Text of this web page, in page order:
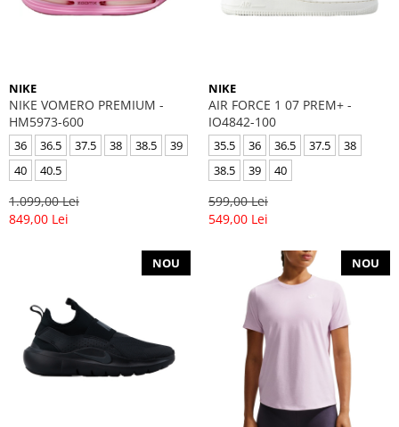
GECI
JORDAN SPIZIKE
327
530
PUMA
NIKE
NIKE VOMERO PREMIUM -
HM5973-600
36 36.5 37.5 38 38.5
39
40
40.5
1.099,00 Lei
849,00 Lei
NIKE
AIR FORCE 1 07 PREM+ -
IO4842-100
35.5 36 36.5 37.5
38
38.5
39 40
599,00 Lei
549,00 Lei
NOU NOU